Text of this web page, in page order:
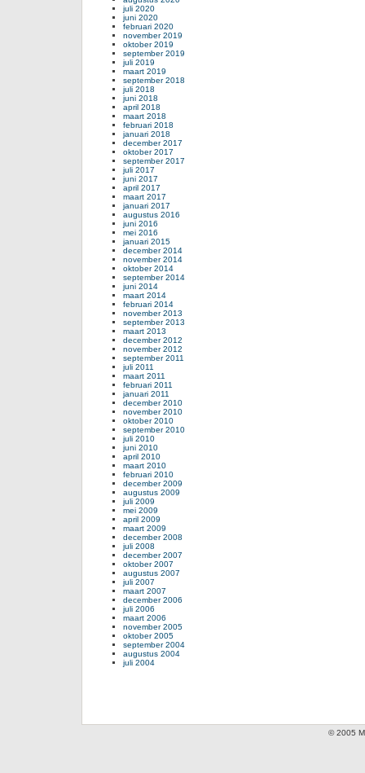
juli 2020
juni 2020
februari 2020
november 2019
oktober 2019
september 2019
juli 2019
maart 2019
september 2018
juli 2018
juni 2018
april 2018
maart 2018
februari 2018
januari 2018
december 2017
oktober 2017
september 2017
juli 2017
juni 2017
april 2017
maart 2017
januari 2017
augustus 2016
juni 2016
mei 2016
januari 2015
december 2014
november 2014
oktober 2014
september 2014
juni 2014
maart 2014
februari 2014
november 2013
september 2013
maart 2013
december 2012
november 2012
september 2011
juli 2011
maart 2011
februari 2011
januari 2011
december 2010
november 2010
oktober 2010
september 2010
juli 2010
juni 2010
april 2010
maart 2010
februari 2010
december 2009
augustus 2009
juli 2009
mei 2009
april 2009
maart 2009
december 2008
juli 2008
december 2007
oktober 2007
augustus 2007
juli 2007
maart 2007
december 2006
juli 2006
maart 2006
november 2005
oktober 2005
september 2004
augustus 2004
juli 2004
© 2005